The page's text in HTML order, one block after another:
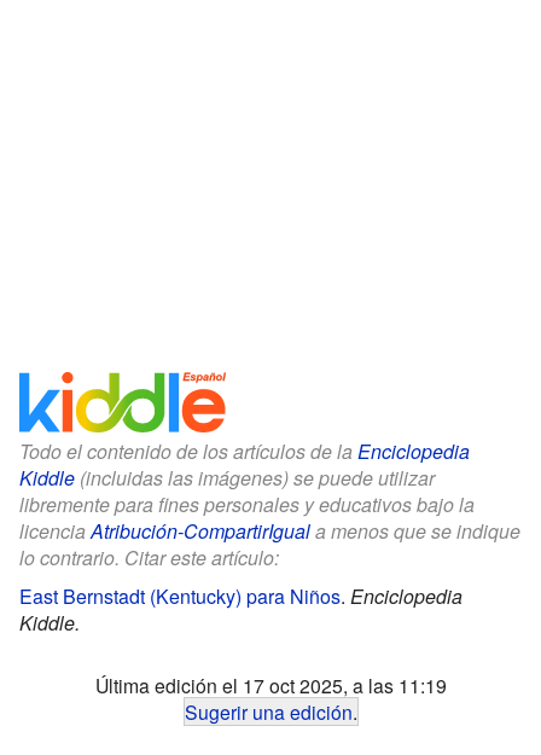
Todo el contenido de los artículos de la Enciclopedia
Kiddle (incluidas las imágenes) se puede utilizar
libremente para fines personales y educativos bajo la
licenciaAtribución-CompartirIguala menos que se indique
lo contrario. Citar este artículo:
East Bernstadt (Kentucky) para Niños. Enciclopedia
Kiddle.
Última edición el 17 oct 2025, a las 11:19
Sugerir una edición.